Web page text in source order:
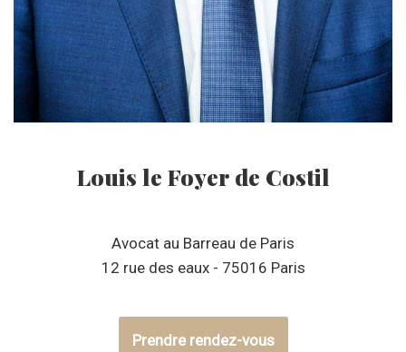
Louis le Foyer de Costil
Avocat au Barreau de Paris
12 rue des eaux - 75016 Paris
Prendre rendez-vous